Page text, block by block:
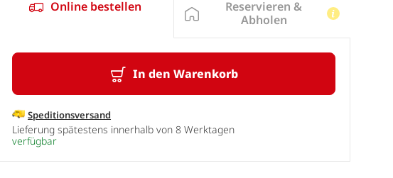
Online bestellen
In den Warenkorb
Speditionsversand
Lieferung spätestens innerhalb von 8 Werktagen
verfügbar
Reservieren &
Abholen